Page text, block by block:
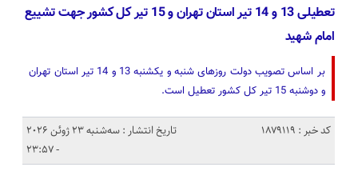
تعطیلی 13 و 14 تیر استان تهران و 15 تیر کل کشور جهت تشییع
امام شهید
بر اساس تصویب دولت روزهای شنبه و یکشنبه 13 و 14 تیر استان تهران
و دوشنبه 15 تیر کل کشور تعطیل است.
کد خبر : 1879119
تاریخ انتشار : سه‌شنبه 23 ژوئن 2026
- 23:57